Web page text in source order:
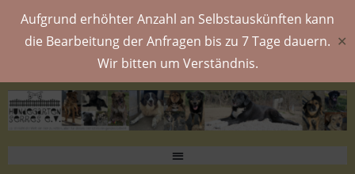
Aufgrund erhöhter Anzahl an Selbstauskünften kann
die Bearbeitung der Anfragen bis zu 7 Tage dauern.
Wir bitten um Verständnis.
✕